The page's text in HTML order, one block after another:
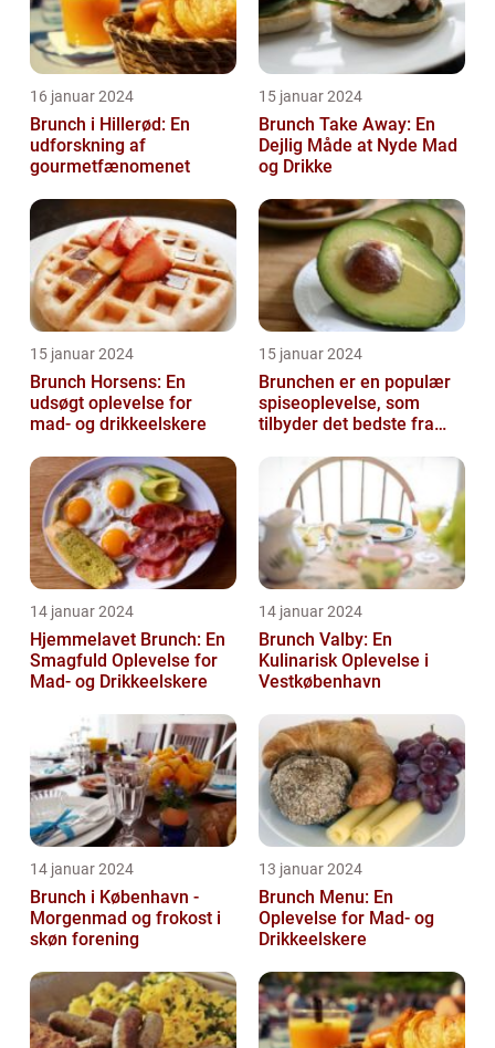
16 januar 2024
Brunch i Hillerød: En
udforskning af
gourmetfænomenet
15 januar 2024
Brunch Take Away: En
Dejlig Måde at Nyde Mad
og Drikke
15 januar 2024
Brunch Horsens: En
udsøgt oplevelse for
mad- og drikkeelskere
15 januar 2024
Brunchen er en populær
spiseoplevelse, som
tilbyder det bedste fra
frokost
14 januar 2024
Hjemmelavet Brunch: En
Smagfuld Oplevelse for
Mad- og Drikkeelskere
14 januar 2024
Brunch Valby: En
Kulinarisk Oplevelse i
Vestkøbenhavn
14 januar 2024
Brunch i København -
Morgenmad og frokost i
skøn forening
13 januar 2024
Brunch Menu: En
Oplevelse for Mad- og
Drikkeelskere